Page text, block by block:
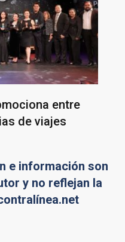
entre
de viajes
e información son
y no reflejan la